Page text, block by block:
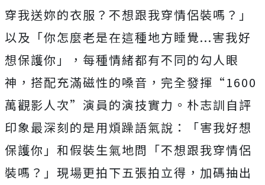
穿我送妳的衣服？不想跟我穿情侶裝嗎？」
以及「你怎麼老是在這種地方睡覺...害我好
想保護你」， 每種情緒都有不同的勾人眼
神，搭配充滿磁性的嗓音，完全發揮“1600
萬觀影人次”演員的演技實力。 朴志訓自評
印象最深刻的是用煩躁語氣說：「害我好想
保護你」 和假裝生氣地問「不想跟我穿情侶
裝嗎？」現場更拍下五張拍立得， 加碼抽出